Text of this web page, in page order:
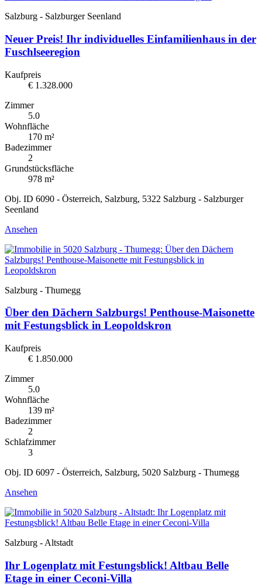
Salzburg - Salzburger Seenland
Neuer Preis! Ihr individuelles Einfamilienhaus in der
Fuschlseeregion
Kaufpreis
€ 1.328.000
Zimmer
5.0
Wohnfläche
170 m²
Badezimmer
2
Grundstücksfläche
978 m²
Obj. ID 6090 - Österreich, Salzburg, 5322 Salzburg - Salzburger
Seenland
Ansehen
Salzburg - Thumegg
Über den Dächern Salzburgs! Penthouse-Maisonette
mit Festungsblick in Leopoldskron
Kaufpreis
€ 1.850.000
Zimmer
5.0
Wohnfläche
139 m²
Badezimmer
2
Schlafzimmer
3
Obj. ID 6097 - Österreich, Salzburg, 5020 Salzburg - Thumegg
Ansehen
Salzburg - Altstadt
Ihr Logenplatz mit Festungsblick! Altbau Belle
Etage in einer Ceconi-Villa